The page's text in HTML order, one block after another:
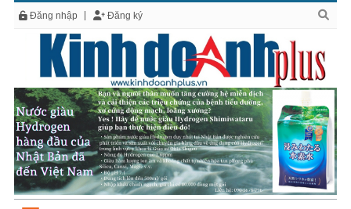
Đăng nhập Đăng ký